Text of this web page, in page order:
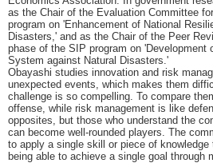
as the Chair of the Evaluation Committee
program on 'Enhancement of National
Disasters,' and as the Chair of the Peer
phase of the SIP program on 'Development
System against Natural Disasters.'
Obayashi studies innovation and risk
unexpected events, which makes them
challenge is so compelling. To compare
offense, while risk management is like
opposites, but those who understand the
can become well-rounded players. The
to apply a single skill or piece of
being able to achieve a single goal through